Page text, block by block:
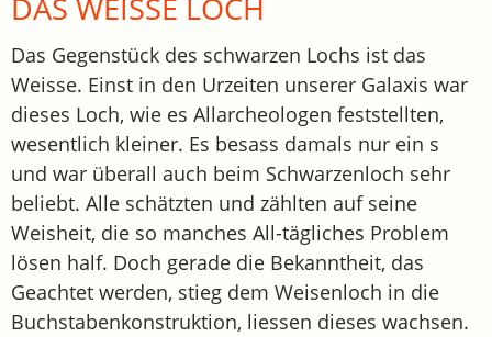
DAS WEISSE LOCH
Das Gegenstück des schwarzen Lochs ist das
Weisse. Einst in den Urzeiten unserer Galaxis war
dieses Loch, wie es Allarcheologen feststellten,
wesentlich kleiner. Es besass damals nur ein s
und war überall auch beim Schwarzenloch sehr
beliebt. Alle schätzten und zählten auf seine
Weisheit, die so manches All-tägliches Problem
lösen half. Doch gerade die Bekanntheit, das
Geachtet werden, stieg dem Weisenloch in die
Buchstabenkonstruktion, liessen dieses wachsen.